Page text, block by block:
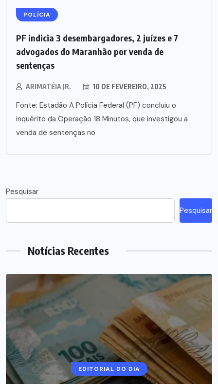
POLÍCIA
PF indicia 3 desembargadores, 2 juízes e 7
advogados do Maranhão por venda de
sentenças
ARIMATÉIA JR. 10 DE FEVEREIRO, 2025
Fonte: Estadão A Polícia Federal (PF) concluiu o
inquérito da Operação 18 Minutos, que investigou a
venda de sentenças no
Pesquisar
Pesquisar
Notícias Recentes
EDITORIAL DO DIA
NOTÍCIAS DO BRASIL